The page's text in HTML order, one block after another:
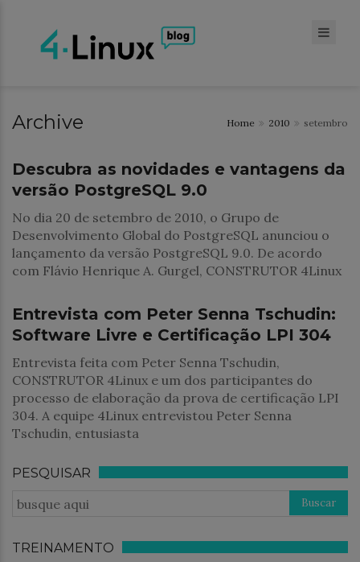
Archive Home 2010 setembro
Banco de Dados
Descubra as novidades e vantagens da
versão PostgreSQL 9.0
No dia 20 de setembro de 2010, o Grupo de
Desenvolvimento Global do PostgreSQL anunciou o
lançamento da versão PostgreSQL 9.0. De acordo
com Flávio Henrique A. Gurgel, CONSTRUTOR 4Linux
Notícias
Entrevista com Peter Senna Tschudin:
Software Livre e Certificação LPI 304
Entrevista feita com Peter Senna Tschudin,
CONSTRUTOR 4Linux e um dos participantes do
processo de elaboração da prova de certificação LPI
304. A equipe 4Linux entrevistou Peter Senna
Tschudin, entusiasta
PESQUISAR
TREINAMENTO